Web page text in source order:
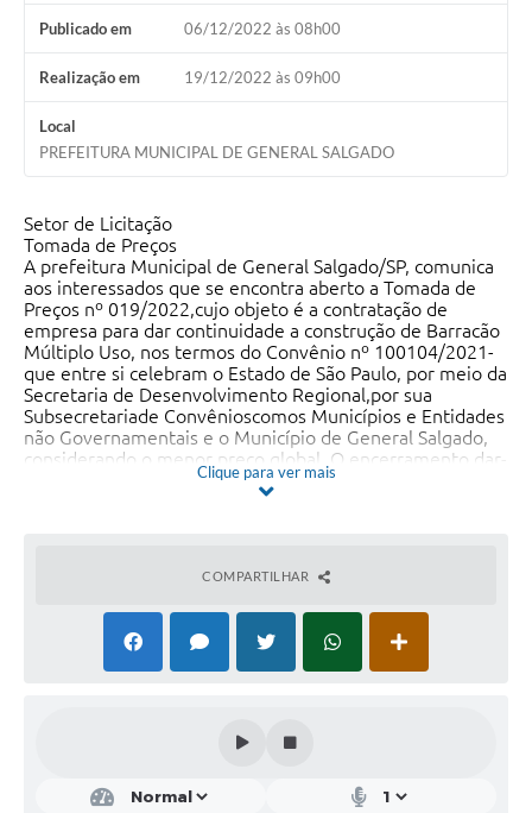
Publicado em 06/12/2022 às 08h00
Realização em 19/12/2022 às 09h00
Local
PREFEITURA MUNICIPAL DE GENERAL SALGADO
Setor de Licitação
Tomada de Preços
A prefeitura Municipal de General Salgado/SP, comunica
aos interessados que se encontra aberto a Tomada de
Preços nº 019/2022,cujo objeto é a contratação de
empresa para dar continuidade a construção de Barracão
Múltiplo Uso, nos termos do Convênio nº 100104/2021-
que entre si celebram o Estado de São Paulo, por meio da
Secretaria de Desenvolvimento Regional,por sua
Subsecretariade Convênioscomos Municípios e Entidades
não Governamentais e o Município de General Salgado,
considerando o menor preço global. O encerramento dar-
se-á no dia 19 de Dezembro de 2022 às 9:15hs e a
abertura dos envelopes às 9:30hs do mesmo dia. Para
na participação do certame, no setor de licitações da
Prefeitura Municipal, de segunda a sexta feira, no horário
de expediente (das 9:00 às 11:00 hs e das 13:00 às 16:00
horas) ou pelo site www.generalsalgado.sp.gov.br, sendo
que também uma via será afixada em local de costume
desta repartição pública.
Clique para ver mais
COMPARTILHAR